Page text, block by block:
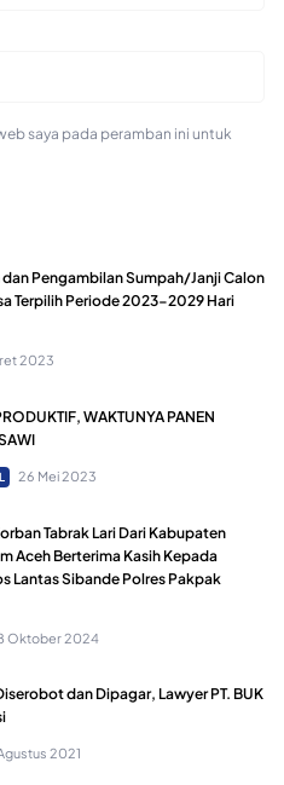
saya pada peramban ini untuk
Pengambilan Sumpah/Janji Calon
Terpilih Periode 2023-2029 Hari
2023
WAKTUNYA PANEN
26 Mei 2023
Tabrak Lari Dari Kabupaten
Aceh Berterima Kasih Kepada
Lantas Sibande Polres Pakpak
Oktober 2024
dan Dipagar, Lawyer PT. BUK
2021